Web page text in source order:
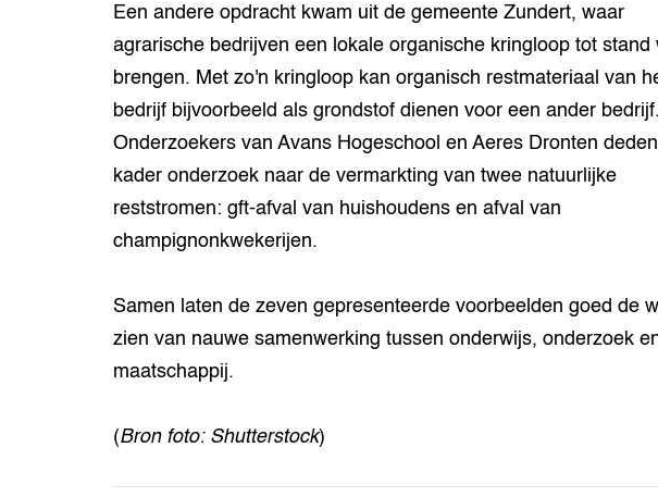
Een andere opdracht kwam uit de gemeente Zundert, waar
agrarische bedrijven een lokale organische kringloop tot stand
brengen. Met zo'n kringloop kan organisch restmateriaal van
bedrijf bijvoorbeeld als grondstof dienen voor een ander
Onderzoekers van Avans Hogeschool en Aeres Dronten
kader onderzoek naar de vermarkting van twee natuurlijke
reststromen: gft-afval van huishoudens en afval van
champignonkwekerijen.
Samen laten de zeven gepresenteerde voorbeelden goed de
zien van nauwe samenwerking tussen onderwijs, onderzoek
maatschappij.
(Bron foto: Shutterstock)